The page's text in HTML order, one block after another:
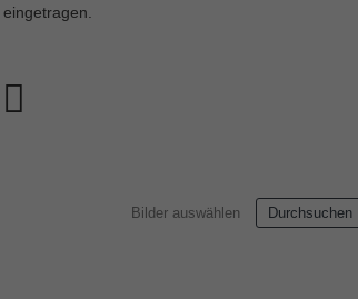
eingetragen.
Bilder auswählen Durchsuchen